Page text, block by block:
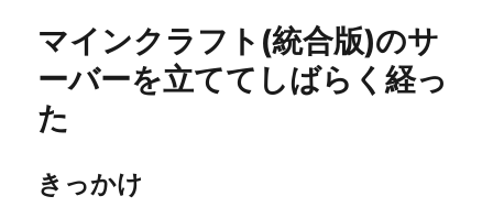
o
o
r
ー
わ
に
マインクラフト(統合版)のサ
ーバーを立ててしばらく経っ
た
きっかけ